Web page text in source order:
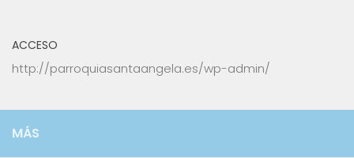
ACCESO
http://parroquiasantaangela.es/wp-admin/
MÁS